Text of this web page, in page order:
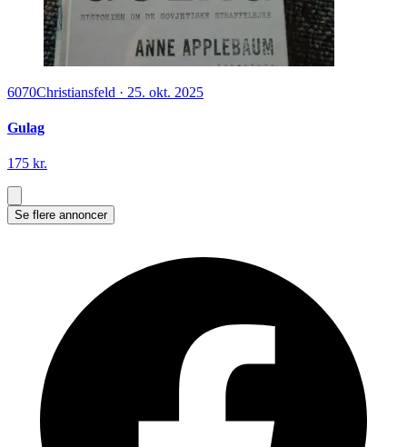
6070Christiansfeld · 25. okt. 2025
Gulag
175 kr.
Se flere annoncer